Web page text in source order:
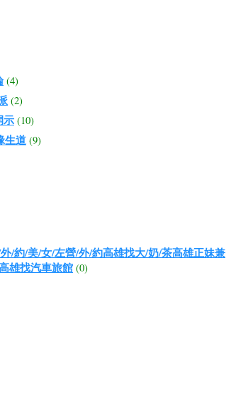
(4)
(2)
示 (10)
生道 (9)
/約/美/女/左營/外/約高雄找大/奶/茶高雄正妹兼
雄找汽車旅館 (0)